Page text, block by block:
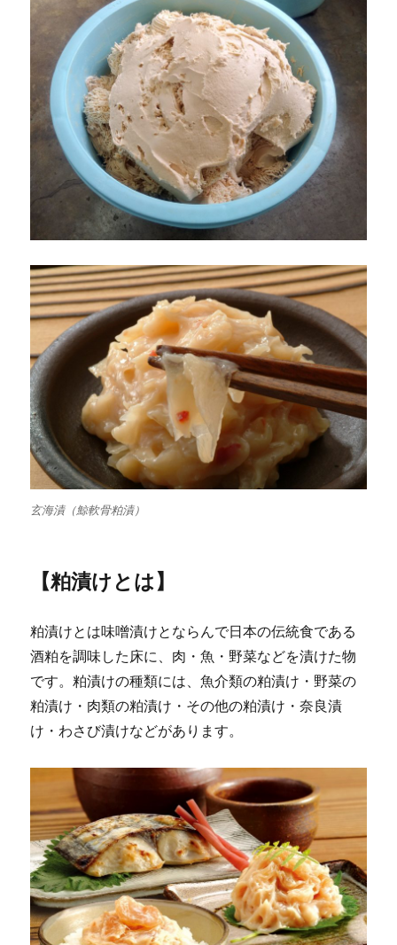
け
の
専
門
店
が
教
え
ま
す！
に
玄海漬（鯨軟骨粕漬）
【粕漬けとは】
粕漬けとは味噌漬けとならんで日本の伝統食である
酒粕を調味した床に、肉・魚・野菜などを漬けた物
です。粕漬けの種類には、魚介類の粕漬け・野菜の
粕漬け・肉類の粕漬け・その他の粕漬け・奈良漬
け・わさび漬けなどがあります。